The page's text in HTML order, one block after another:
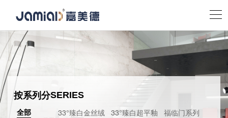
按系列分SERIES
全部 33°臻白金丝绒 33°臻白超平釉 福临门系列